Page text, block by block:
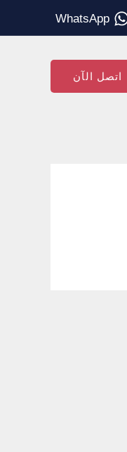
WhatsApp
اتصل الآن